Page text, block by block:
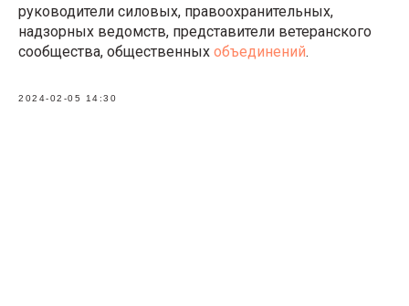
руководители силовых, правоохранительных,
надзорных ведомств, представители ветеранского
сообщества, общественных объединений.
2024-02-05 14:30